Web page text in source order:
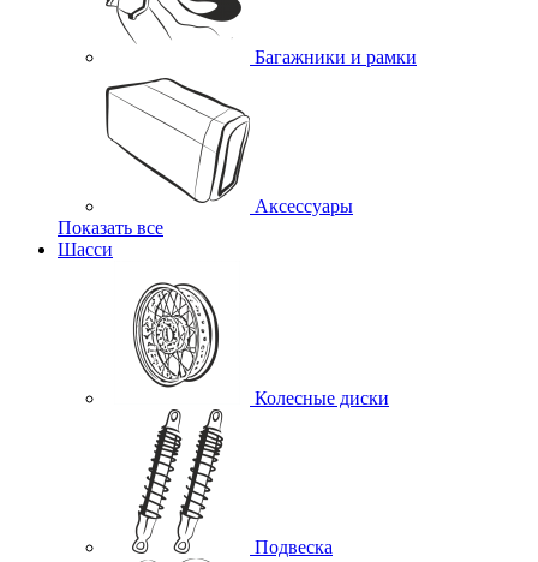
Багажники и рамки
Аксессуары
Показать все
Шасси
Колесные диски
Подвеска